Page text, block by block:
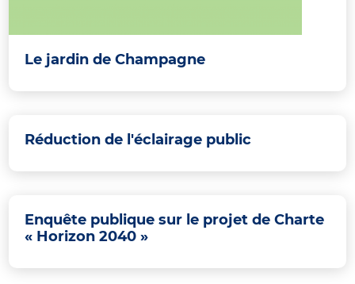
Le jardin de Champagne
Réduction de l'éclairage public
Enquête publique sur le projet de Charte
« Horizon 2040 »